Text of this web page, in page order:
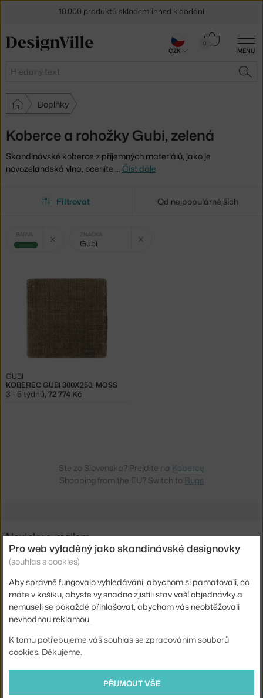
MENU
Hledat
0
Košík
Doplňky
Koberce a rohožky Gubi, zelená
Skandinávské koberce z příjemných materiálů, jako je
novozélandská vlna, oceníte … Číst dále
Filtrovat Od nejpopulárnějších
Vybrané
filtry:
BARVA
zelená
ZNAČKA
Gubi
KOBEREC GUBI 300X250, MOSS
GUBI
3 - 5 týdnů 72 774 Kč
Ste zo Slovenska? Prejdite na Koberce
Shopping from the EU? Switch to Rugs
10.000 produktů skladem ihned k dodání
30 dní na vrácení zbožíCZK
Pro web vyladěný jako skandinávské designovky
(souhlas s cookies)
Aby správně fungovalo vyhledávání, abychom si pamatovali, co
máte v košíku, abyste vy snadno zjistili stav vaší objednávky a
nemuseli se pokaždé přihlašovat, abychom vás neobtěžovali
nevhodnou reklamou.
K tomu potřebujeme váš souhlas se zpracováním souborů
cookies. Děkujeme.
PŘIJMOUT VŠE
Novinky e-mailem
Přihlášením souhlasíte sezpracováním osobních údajů.
Nákup
Sortiment